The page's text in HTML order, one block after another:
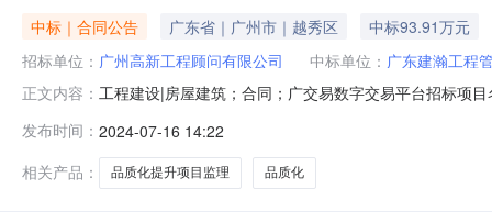
中标｜合同公告 广东省｜广州市｜越秀区
中标93.91万元
招标单位： 广州高新工程顾问有限公司 中标单位： 广东建瀚工程
正文内容： 工程建设|房屋建筑；合同；广交易数字交易平台招标项
（洪桥街老旧小区改造）监理招标人名称：广州高新工
939103.500000其它形式合
发布时间： 2024-07-16 14:22
相关产品：
品质化提升项目监理 品质化